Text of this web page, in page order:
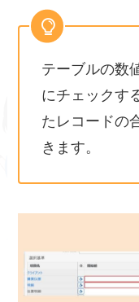
テーブルの数
にチェックす
たレコードの
きます。